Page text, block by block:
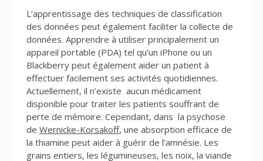
L’apprentissage des techniques de classification
des données peut également faciliter la collecte de
données. Apprendre à utiliser principalement un
appareil portable (PDA) tel qu’un iPhone ou un
Blackberry peut également aider un patient à
effectuer facilement ses activités quotidiennes.
Actuellement, il n’existe aucun médicament
disponible pour traiter les patients souffrant de
perte de mémoire. Cependant, dans la psychose
de Wernicke-Korsakoff, une absorption efficace de
la thiamine peut aider à guérir de l’amnésie. Les
grains entiers, les légumineuses, les noix, la viande